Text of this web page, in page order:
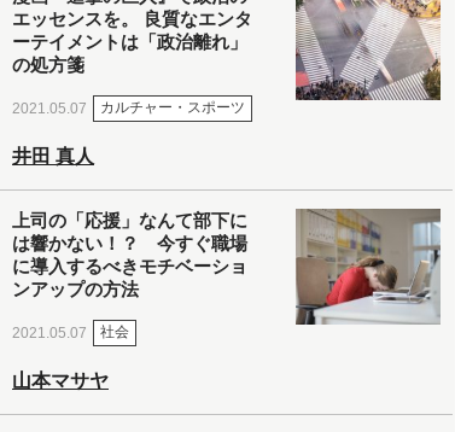
エッセンスを。 良質なエンタ
ーテイメントは「政治離れ」
の処方箋
2021.05.07 カルチャー・スポーツ
井田 真人
上司の「応援」なんて部下に
は響かない！？ 今すぐ職場
に導入するべきモチベーショ
ンアップの方法
2021.05.07 社会
山本マサヤ